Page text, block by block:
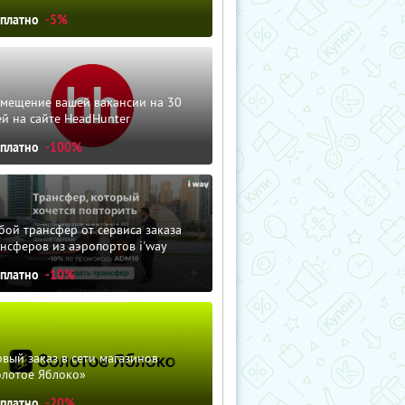
-5%
вашей вакансии на 30
на сайте HeadHunter
-100%
трансфер от сервиса заказа
из аэропортов i'way
-10%
заказ в сети магазинов
Яблоко»